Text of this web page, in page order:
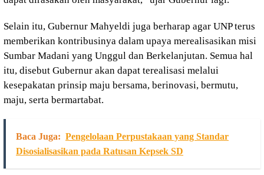
Selain itu, Gubernur Mahyeldi juga berharap agar UNP terus
memberikan kontribusinya dalam upaya merealisasikan misi
Sumbar Madani yang Unggul dan Berkelanjutan. Semua hal
itu, disebut Gubernur akan dapat terealisasi melalui
kesepakatan prinsip maju bersama, berinovasi, bermutu,
maju, serta bermartabat.
Baca Juga: Pengelolaan Perpustakaan yang Standar
Disosialisasikan pada Ratusan Kepsek SD